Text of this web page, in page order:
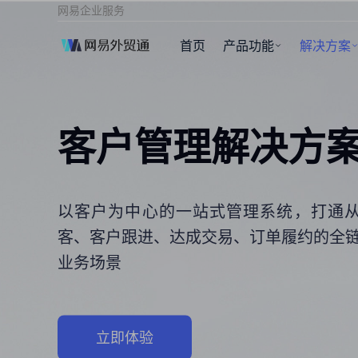
网易企业服务
首页 产品功能 解决方案
客户管理解决方
以客户为中心的一站式管理系统，打通
客、客户跟进、达成交易、订单履约的全
业务场景
立即体验